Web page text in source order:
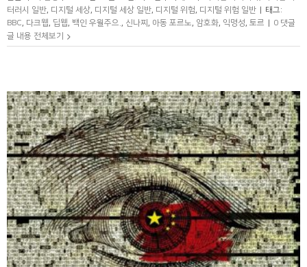
터러시 일반, 디지털 세상, 디지털 세상 일반, 디지털 위험, 디지털 위험 일반
태그:
BBC, 다크웹, 딥웹, 백인 우월주으. , 신나찌 , 아동 포르노, 암호화, 익명성, 토르
0 댓글
글 내용 전체보기